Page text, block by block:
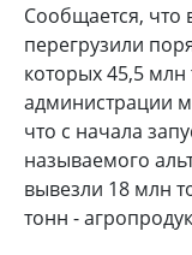
Сообщается, что
перегрузили
которых 45,5
администрации
что с начала
называемого
вывезли 18 млн
тонн -